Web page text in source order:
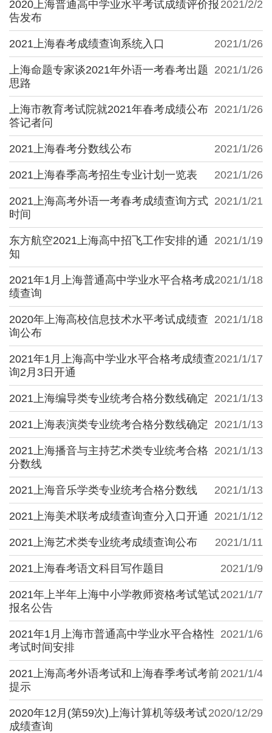
2021/2/2
2020上海普通高中学业水平考试成绩评价报
告发布
2021/1/26
2021上海春考成绩查询系统入口
2021/1/26
上海命题专家谈2021年外语一考春考出题
思路
2021/1/26
上海市教育考试院就2021年春考成绩公布
答记者问
2021/1/26
2021上海春考分数线公布
2021/1/26
2021上海春季高考招生专业计划一览表
2021/1/21
2021上海高考外语一考春考成绩查询方式
时间
2021/1/19
东方航空2021上海高中招飞工作安排的通
知
2021/1/18
2021年1月上海普通高中学业水平合格考成
绩查询
2021/1/18
2020年上海高校信息技术水平考试成绩查
询公布
2021/1/17
2021年1月上海高中学业水平合格考成绩查
询2月3日开通
2021/1/13
2021上海编导类专业统考合格分数线确定
2021/1/13
2021上海表演类专业统考合格分数线确定
2021/1/13
2021上海播音与主持艺术类专业统考合格
分数线
2021/1/13
2021上海音乐学类专业统考合格分数线
2021/1/12
2021上海美术联考成绩查询查分入口开通
2021/1/11
2021上海艺术类专业统考成绩查询公布
2021/1/9
2021上海春考语文科目写作题目
2021/1/7
2021年上半年上海中小学教师资格考试笔试
报名公告
2021/1/6
2021年1月上海市普通高中学业水平合格性
考试时间安排
2021/1/4
2021上海高考外语考试和上海春季考试考前
提示
2020/12/29
2020年12月(第59次)上海计算机等级考试
成绩查询